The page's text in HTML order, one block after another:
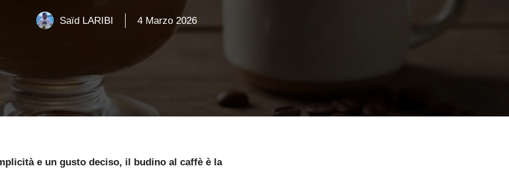
Saïd LARIBI 4 Marzo 2026
e un gusto deciso, il budino al caffè è la